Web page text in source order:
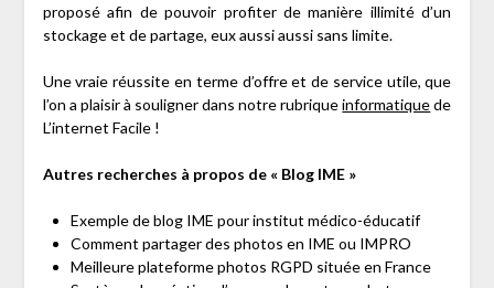
proposé afin de pouvoir profiter de manière illimité d’un
stockage et de partage, eux aussi aussi sans limite.
Une vraie réussite en terme d’offre et de service utile, que
l’on a plaisir à souligner dans notre rubriqueinformatiquede
L’internet Facile !
Autres recherches à propos de « Blog IME »
Exemple de blog IME pour institut médico-éducatif
Comment partager des photos en IME ou IMPRO
Meilleure plateforme photos RGPD située en France